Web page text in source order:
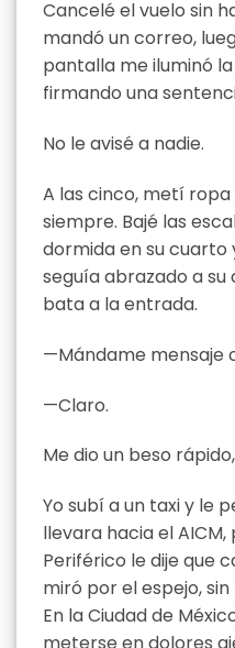
Cancelé el vuelo sin
mandó un correo,
pantalla me iluminó
firmando una
No le avisé a nadie.
A las cinco, metí
siempre. Bajé las
dormida en su cuarto
seguía abrazado a su
bata a la entrada.
—Mándame mensaje
—Claro.
Me dio un beso
Yo subí a un taxi y le
llevara hacia el
Periférico le dije que
miró por el espejo,
En la Ciudad de